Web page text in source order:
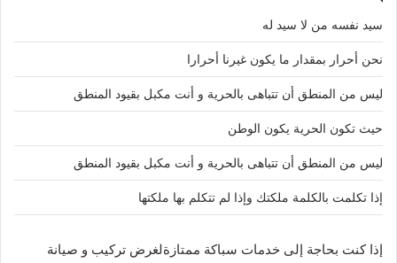
سيد نفسه من لا سيد له
نحن أحرار بمقدار ما يكون غيرنا أحرارا
ليس من المنطق أن تتباهى بالحرية و أنت مكبل بقيود المنطق
حيث تكون الحرية يكون الوطن
ليس من المنطق أن تتباهى بالحرية و أنت مكبل بقيود المنطق
إذا تكلمت بالكلمة ملكتك وإذا لم تتكلم بها ملكتها
إذا كنت بحاجة إلى خدمات سباكة ممتازةلغرض تركيب و صيانة